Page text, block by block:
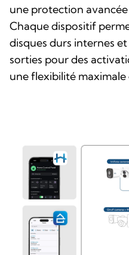
une protection
Chaque dispositif
disques durs internes
sorties pour des
une flexibilité